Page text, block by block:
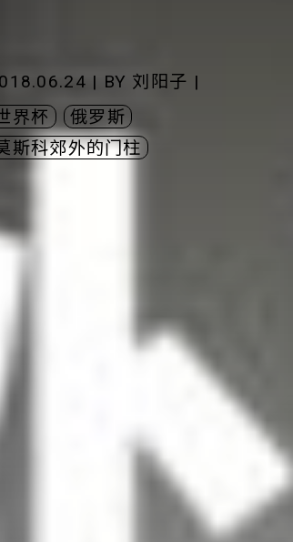
| BY 刘阳子 |
界杯
俄罗斯
斯科郊外的门柱